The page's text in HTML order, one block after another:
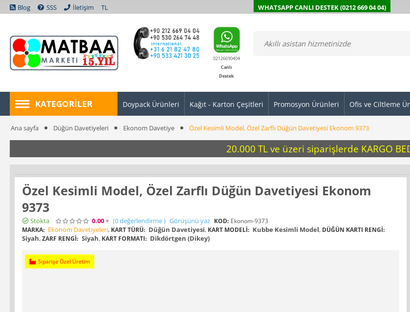
Blog SSS İletişim TL WHATSAPP CANLI DESTEK (0212 669 04 04)
02126690404
Canlı
Destek
KATEGORILER Doypack Ürünleri Kağıt - Karton Çeşitleri Promosyon Ürünleri Ofis ve Ciltleme
Ana sayfa Düğün Davetiyeleri Ekonom Davetiye Özel Kesimli Model, Özel Zarflı Düğün Davetiyesi Ekonom 9373
20.000 TL ve üzeri siparişlerde KARGO
Özel Kesimli Model, Özel Zarflı Düğün Davetiyesi Ekonom
9373
Stokta 0.00 (0değerlendirme) Görüşünü yaz KOD: Ekonom-9373
MARKA: Ekonom Davetiyeleri, KART TÜRÜ: Düğün Davetiyesi, KART MODELI: Kubbe Kesimli Model, DÜĞÜN KARTI RENGI:
Siyah,ZARF RENGI: Siyah, KART FORMATI: Dikdörtgen (Dikey)
Siparişe Özel Üretim